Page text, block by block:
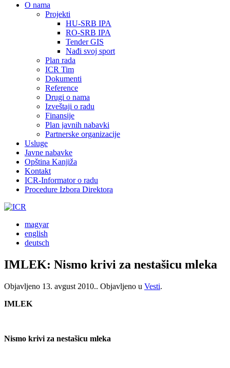
О nama
Projekti
HU-SRB IPA
RO-SRB IPA
Tender GIS
Nađi svoj sport
Plan rada
ICR Tim
Dokumenti
Reference
Drugi o nama
Izveštaji o radu
Finansije
Plan javnih nabavki
Partnerske organizacije
Usluge
Javne nabavke
Opština Kanjiža
Kontakt
ICR-Informator o radu
Procedure Izbora Direktora
magyar
english
deutsch
IMLEK: Nismo krivi za nestašicu mleka
Objavljeno 13. avgust 2010.. Objavljeno u Vesti.
IMLEK
Nismo krivi za nestašicu mleka